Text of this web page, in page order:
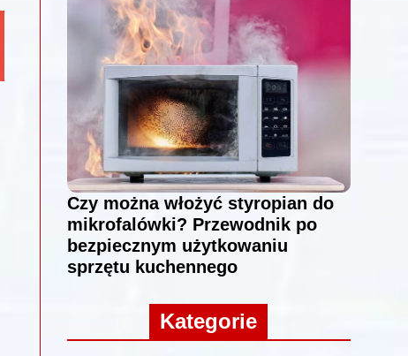
Czy można włożyć styropian do
mikrofalówki? Przewodnik po
bezpiecznym użytkowaniu
sprzętu kuchennego
Kategorie